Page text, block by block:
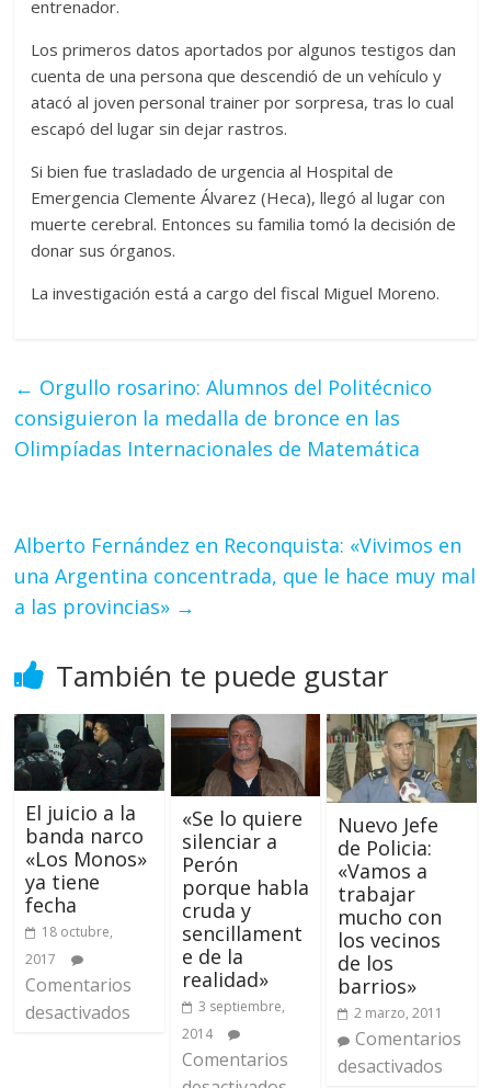
entrenador.
Los primeros datos aportados por algunos testigos dan
cuenta de una persona que descendió de un vehículo y
atacó al joven personal trainer por sorpresa, tras lo cual
escapó del lugar sin dejar rastros.
Si bien fue trasladado de urgencia al Hospital de
Emergencia Clemente Álvarez (Heca), llegó al lugar con
muerte cerebral. Entonces su familia tomó la decisión de
donar sus órganos.
La investigación está a cargo del fiscal Miguel Moreno.
← Orgullo rosarino: Alumnos del Politécnico
consiguieron la medalla de bronce en las
Olimpíadas Internacionales de Matemática
Alberto Fernández en Reconquista: «Vivimos en
una Argentina concentrada, que le hace muy mal
a las provincias» →
También te puede gustar
El juicio a la
banda narco
«Los Monos»
ya tiene
fecha
18 octubre,
2017
Comentarios
desactivados
«Se lo quiere
silenciar a
Perón
porque habla
cruda y
sencillament
e de la
realidad»
3 septiembre,
2014
Comentarios
Nuevo Jefe
de Policia:
«Vamos a
trabajar
mucho con
los vecinos
de los
barrios»
2 marzo, 2011
Comentarios
desactivados